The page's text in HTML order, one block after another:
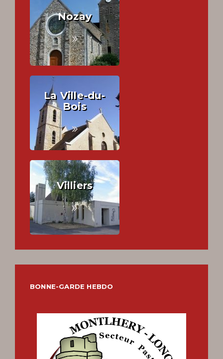
Nozay
La Ville-du-
Bois
Villiers
BONNE-GARDE HEBDO